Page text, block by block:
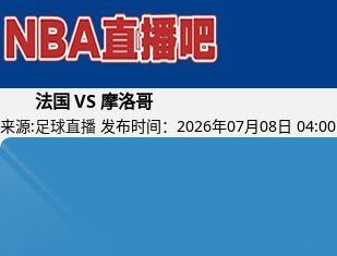
法国 VS 摩洛哥
来源:足球直播 发布时间：2026年07月08日 04:00